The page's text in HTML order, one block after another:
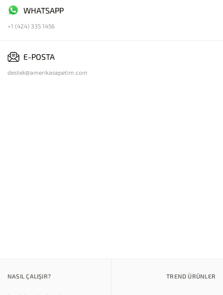
WHATSAPP
+1 (424) 335 1456
E-POSTA
destek@amerikasepetim.com
NASIL ÇALIŞIR? TREND ÜRÜNLER